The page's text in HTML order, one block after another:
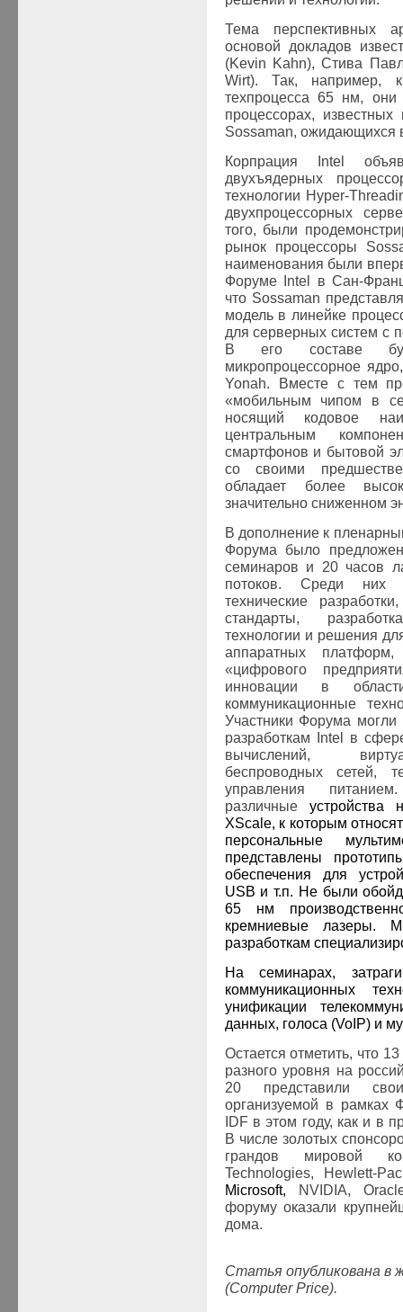
Тема перспективных
основой докладов
(Kevin Kahn), Стива
Wirt). Так, например,
техпроцесса 65 нм,
процессорах,
Sossaman, ожидающихся
Корпрация Intel
двухъядерных
технологии Hyper-
двухпроцессорных
того, были
рынок процессоры
наименования были
Форуме Intel в Сан-
что Sossaman
модель в линейке
для серверных систем с
В его составе
микропроцессорное
Yonah. Вместе с тем
«мобильным чипом в
носящий кодовое
центральным
смартфонов и бытовой
со своими
обладает более
значительно сниженном
В дополнение к
Форума было
семинаров и 20 часов
потоков. Среди них
технические
стандарты,
технологии и решения
аппаратных
«цифрового
инновации в
коммуникационные
Участники Форума могли
разработкам Intel в
вычислений,
беспроводных сетей,
управления
различные устройства
XScale, к которым
персональные
представлены
обеспечения для
USB и т.п. Не были
65 нм
кремниевые лазеры.
разработкам
На семинарах,
коммуникационных
унификации
данных, голоса (VoIP) и
Остается отметить, что
разного уровня на
20 представили
организуемой в рамках
IDFв этом году, как и в
В числе золотых
грандов мировой
Technologies, Hewlett-
Microsoft,
NVIDIA,
форуму оказали
дома.
Статья опубликована в
(Computer Price).